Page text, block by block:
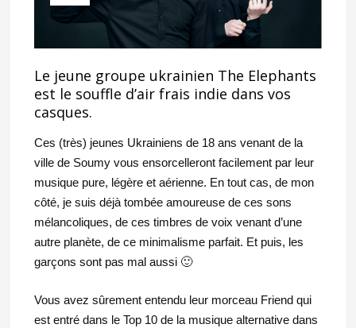
Le jeune groupe ukrainien The Elephants
est le souffle d’air frais indie dans vos
casques.
Ces (très) jeunes Ukrainiens de 18 ans venant de la
ville de Soumy vous ensorcelleront facilement par leur
musique pure, légère et aérienne. En tout cas, de mon
côté, je suis déjà tombée amoureuse de ces sons
mélancoliques, de ces timbres de voix venant d’une
autre planète, de ce minimalisme parfait. Et puis, les
garçons sont pas mal aussi 🙂
Vous avez sûrement entendu leur morceau Friend qui
est entré dans le Top 10 de la musique alternative dans